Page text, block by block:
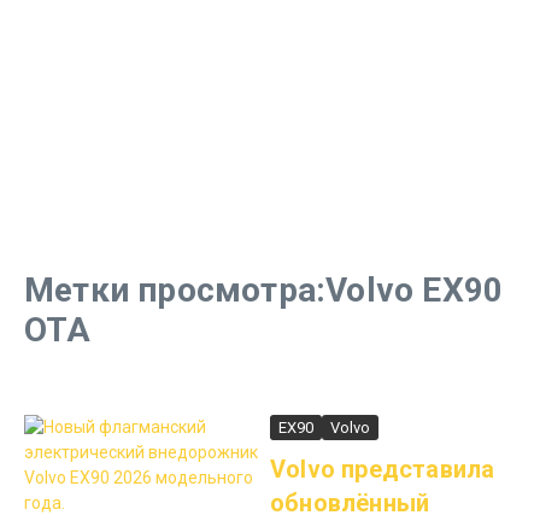
Метки просмотра:Volvo EX90
OTA
EX90 Volvo
Volvo представила
обновлённый